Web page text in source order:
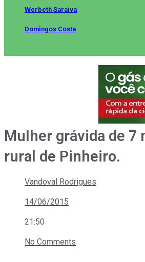
Werbeth Saraiva
Domingos Costa
Mulher grávida de 7
rural de Pinheiro.
Vandoval Rodrigues
14/06/2015
21:50
No Comments